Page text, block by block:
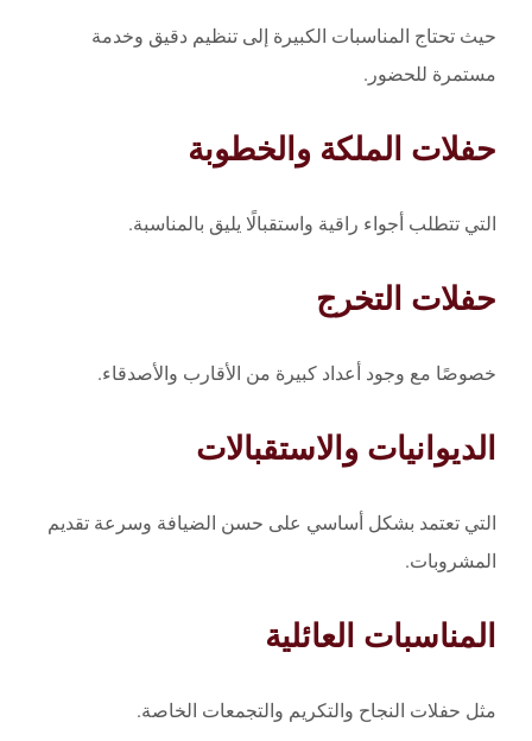
حيث تحتاج المناسبات الكبيرة إلى تنظيم دقيق وخدمة
مستمرة للحضور.
حفلات الملكة والخطوبة
التي تتطلب أجواء راقية واستقبالًا يليق بالمناسبة.
حفلات التخرج
خصوصًا مع وجود أعداد كبيرة من الأقارب والأصدقاء.
الديوانيات والاستقبالات
التي تعتمد بشكل أساسي على حسن الضيافة وسرعة تقديم
المشروبات.
المناسبات العائلية
مثل حفلات النجاح والتكريم والتجمعات الخاصة.